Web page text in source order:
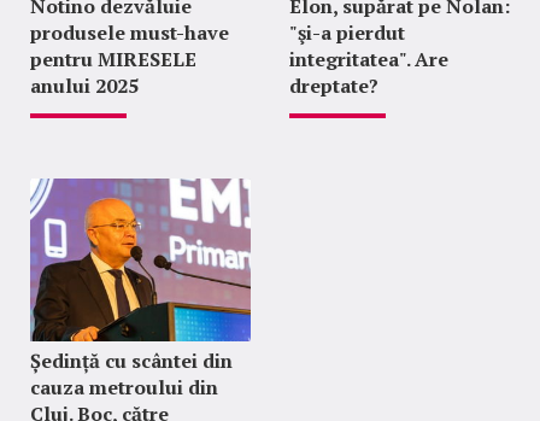
Notino dezvăluie
produsele must-have
pentru MIRESELE
anului 2025
Elon, supărat pe Nolan:
"şi-a pierdut
integritatea". Are
dreptate?
Ședință cu scântei din
cauza metroului din
Cluj. Boc, către